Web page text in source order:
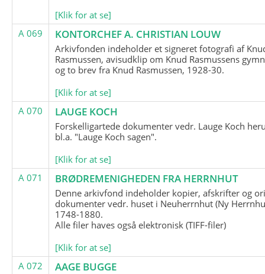
[Klik for at se]
A 069
KONTORCHEF A. CHRISTIAN LOUW
Arkivfonden indeholder et signeret fotografi af
Rasmussen, avisudklip om Knud Rasmussens
og to brev fra Knud Rasmussen, 1928-30.
[Klik for at se]
A 070
LAUGE KOCH
Forskelligartede dokumenter vedr. Lauge Koch
bl.a. "Lauge Koch sagen".
[Klik for at se]
A 071
BRØDREMENIGHEDEN FRA HERRNHUT
Denne arkivfond indeholder kopier, afskrifter og
dokumenter vedr. huset i Neuherrnhut (Ny
1748-1880.
Alle filer haves også elektronisk (TIFF-filer)
[Klik for at se]
A 072
AAGE BUGGE